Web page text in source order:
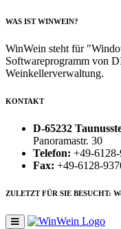
WAS IST WINWEIN?
WinWein steht für
Softwareprogramm von
Weinkellerverwaltung.
KONTAKT
D-65232
Panoramastr. 30
Telefon: +49-
Fax: +49-6128-
ZULETZT FÜR SIE BESUCHT: